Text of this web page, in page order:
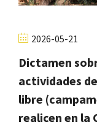
2026-05-21
Dictamen
actividades
libre
realicen en la